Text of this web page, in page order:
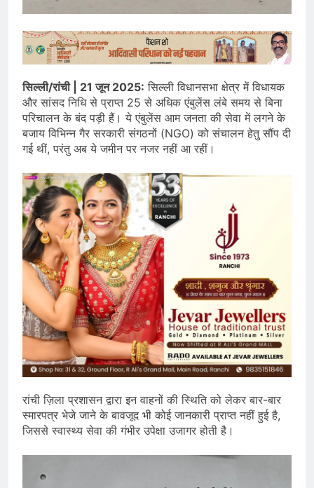
सिल्ली/रांची | 21 जून 2025: सिल्ली विधानसभा क्षेत्र में विधायक
और सांसद निधि से प्राप्त 25 से अधिक एंबुलेंस लंबे समय से बिना
परिचालन के बंद पड़ी हैं। ये एंबुलेंस आम जनता की सेवा में लगने के
बजाय विभिन्न गैर सरकारी संगठनों (NGO) को संचालन हेतु सौंप दी
गई थीं, परंतु अब ये जमीन पर नजर नहीं आ रहीं।
रांची ज़िला प्रशासन द्वारा इन वाहनों की स्थिति को लेकर बार-बार
स्मारपत्र भेजे जाने के बावजूद भी कोई जानकारी प्राप्त नहीं हुई है,
जिससे स्वास्थ्य सेवा की गंभीर उपेक्षा उजागर होती है।